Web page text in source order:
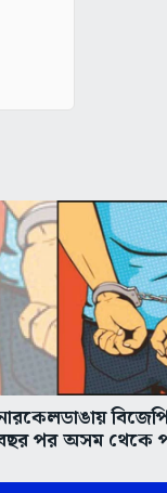
পর অসম থেকে